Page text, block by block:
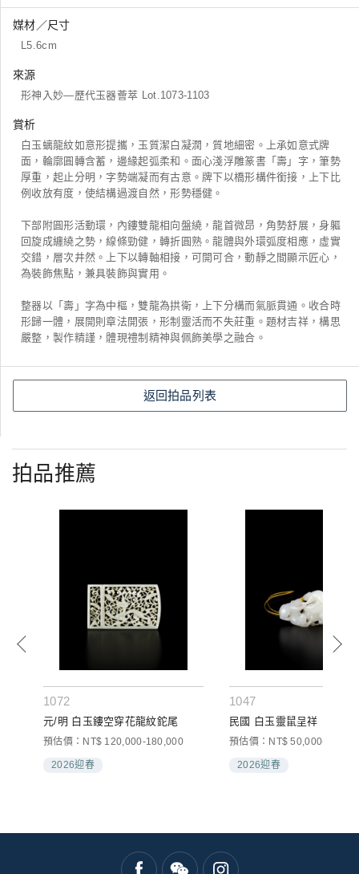
媒材／尺寸
L5.6cm
來源
形神入妙―歷代玉器薈萃 Lot.1073-1103
賞析
白玉螭龍紋如意形提攜，玉質潔白凝潤，質地細密。上承如意式牌
面，輪廓圓轉含蓄，邊緣起弧柔和。面心淺浮雕篆書「壽」字，筆勢
厚重，起止分明，字勢端凝而有古意。牌下以橋形構件銜接，上下比
例收放有度，使結構過渡自然，形勢穩健。
下部附圓形活動環，內鏤雙龍相向盤繞，龍首微昂，角勢舒展，身軀
回旋成纏繞之勢，線條勁健，轉折圓熟。龍體與外環弧度相應，虛實
交錯，層次井然。上下以轉軸相接，可開可合，動靜之間顯示匠心，
為裝飾焦點，兼具裝飾與實用。
整器以「壽」字為中樞，雙龍為拱衛，上下分構而氣脈貫通。收合時
形歸一體，展開則章法開張，形制靈活而不失莊重。題材吉祥，構思
嚴整，製作精謹，體現禮制精神與佩飾美學之融合。
返回拍品列表
拍品推薦
1072
元/明 白玉鏤空穿花龍紋鉈尾
預估價：NT$ 120,000-180,000
2026迎春
1047
民國 白玉靈鼠呈祥
預估價：NT$ 50,000-80,000
2026迎春